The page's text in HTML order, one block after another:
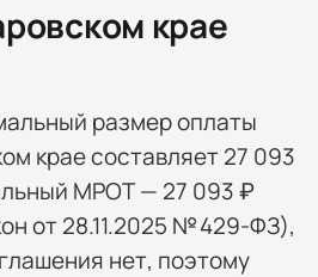
крае
размер оплаты
крае составляет 27 093
МРОТ — 27 093 ₽
от 28.11.2025 № 429-ФЗ),
нет, поэтому